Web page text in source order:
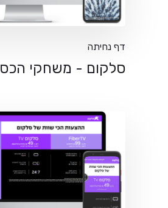
דף נחיתה
סלקום - משחקי הכס